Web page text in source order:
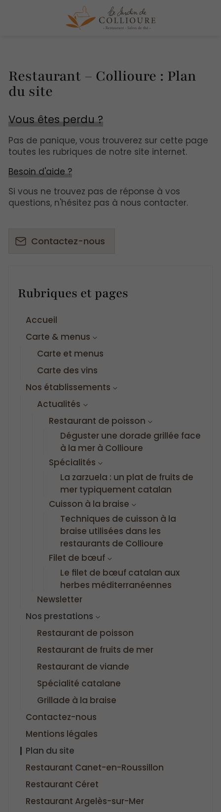
Restaurant – Collioure : Plan
du site
Vous êtes perdu ?
Pas de panique, vous trouverez sur cette page
toutes les rubriques de notre site internet.​​
Besoin d'aide ?
Si vous ne trouvez pas de réponse à vos
questions, n'hésitez pas à nous contacter.
Contactez-nous
Rubriques et pages
Accueil
Carte & menus
Carte et menus
Carte des vins
Nos établissements
Actualités
Restaurant de poisson
Déguster une dorade grillée face
à la mer à Collioure
Spécialités
La zarzuela : un plat de fruits de
mer typiquement catalan
Cuisson à la braise
Techniques de cuisson à la
braise utilisées dans les
restaurants de Collioure
Filet de bœuf
Le filet de bœuf catalan aux
herbes méditerranéennes
Newsletter
Nos prestations
Restaurant de poisson
Restaurant de fruits de mer
Restaurant de viande
Spécialité catalane
Grillade à la braise
Contactez-nous
Mentions légales
Plan du site
Restaurant Canet-en-Roussillon
Restaurant Céret
Restaurant Argelès-sur-Mer